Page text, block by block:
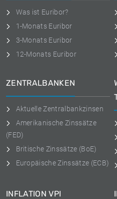
Was ist Euribor?
1-Monats Euribor
3-Monats Euribor
12-Monats Euribor
ZENTRALBANKEN
Aktuelle Zentralbankzinsen
Amerikanische Zinssätze
(FED)
Britische Zinssätze (BoE)
Europäische Zinssätze (ECB)
INFLATION VPI